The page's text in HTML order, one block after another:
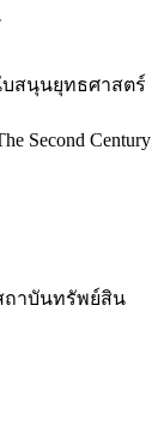
สนุนยุทธศาสตร์
Second Century
ถาบันทรัพย์สิน